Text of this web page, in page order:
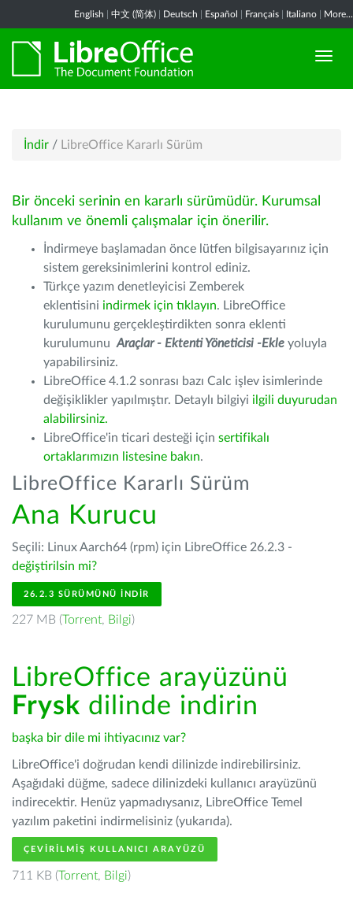
English 中文 (简体) Deutsch Español Français Italiano More...
İndir / LibreOffice Kararlı Sürüm
Bir önceki serinin en kararlı sürümüdür. Kurumsal
kullanım ve önemli çalışmalar için önerilir.
İndirmeye başlamadan önce lütfen bilgisayarınız için
sistem gereksinimlerini kontrol ediniz.
Türkçe yazım denetleyicisi Zemberek
eklentisini indirmek için tıklayın. LibreOffice
kurulumunu gerçekleştirdikten sonra eklenti
kurulumunu Araçlar - Ektenti Yöneticisi -Ekle yoluyla
yapabilirsiniz.
LibreOffice 4.1.2 sonrası bazı Calc işlev isimlerinde
değişiklikler yapılmıştır. Detaylı bilgiyi ilgili duyurudan
alabilirsiniz.
LibreOffice'in ticari desteği için sertifikalı
ortaklarımızın listesine bakın.
LibreOffice Kararlı Sürüm
Ana Kurucu
Seçili: Linux Aarch64 (rpm) için LibreOffice 26.2.3 -
değiştirilsin mi?
26.2.3 SÜRÜMÜNÜ İNDIR
227 MB (Torrent, Bilgi)
LibreOffice arayüzünü
Frysk dilinde indirin
başka bir dile mi ihtiyacınız var?
LibreOffice'i doğrudan kendi dilinizde indirebilirsiniz.
Aşağıdaki düğme, sadece dilinizdeki kullanıcı arayüzünü
indirecektir. Henüz yapmadıysanız, LibreOffice Temel
yazılım paketini indirmelisiniz (yukarıda).
ÇEVIRILMIŞ KULLANICI ARAYÜZÜ
711 KB (Torrent, Bilgi)